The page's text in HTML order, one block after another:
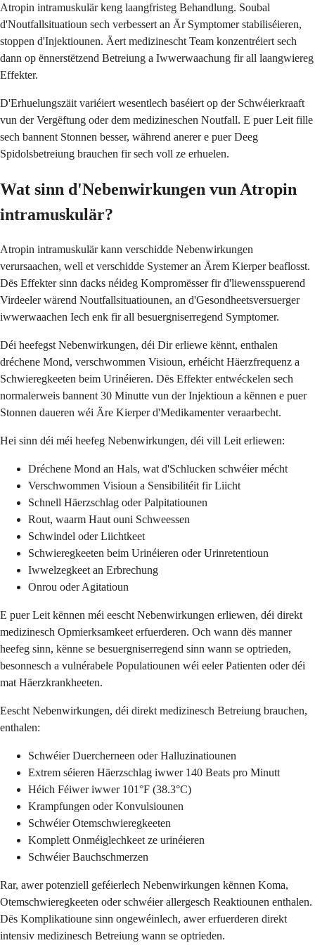
Atropin intramuskulär keng laangfristeg Behandlung. Soubal
d'Noutfallsituatioun sech verbessert an Är Symptomer stabiliséieren,
stoppen d'Injektiounen. Äert medizinescht Team konzentréiert sech
dann op ënnerstëtzend Betreiung a Iwwerwaachung fir all laangwiereg
Effekter.
D'Erhuelungszäit variéiert wesentlech baséiert op der Schwéierkraaft
vun der Vergëftung oder dem medizineschen Noutfall. E puer Leit fille
sech bannent Stonnen besser, während anerer e puer Deeg
Spidolsbetreiung brauchen fir sech voll ze erhuelen.
Wat sinn d'Nebenwirkungen vun Atropin
intramuskulär?
Atropin intramuskulär kann verschidde Nebenwirkungen
verursaachen, well et verschidde Systemer an Ärem Kierper beaflosst.
Dës Effekter sinn dacks néideg Kompromësser fir d'liewensspuerend
Virdeeler wärend Noutfallsituatiounen, an d'Gesondheetsversuerger
iwwerwaachen Iech enk fir all besuergniserregend Symptomer.
Déi heefegst Nebenwirkungen, déi Dir erliewe kënnt, enthalen
dréchene Mond, verschwommen Visioun, erhéicht Häerzfrequenz a
Schwieregkeeten beim Urinéieren. Dës Effekter entwéckelen sech
normalerweis bannent 30 Minutte vun der Injektioun a kënnen e puer
Stonnen daueren wéi Äre Kierper d'Medikamenter veraarbecht.
Hei sinn déi méi heefeg Nebenwirkungen, déi vill Leit erliewen:
Dréchene Mond an Hals, wat d'Schlucken schwéier mécht
Verschwommen Visioun a Sensibilitéit fir Liicht
Schnell Häerzschlag oder Palpitatiounen
Rout, waarm Haut ouni Schweessen
Schwindel oder Liichtkeet
Schwieregkeeten beim Urinéieren oder Urinretentioun
Iwwelzegkeet an Erbrechung
Onrou oder Agitatioun
E puer Leit kënnen méi eescht Nebenwirkungen erliewen, déi direkt
medizinesch Opmierksamkeet erfuerderen. Och wann dës manner
heefeg sinn, kënne se besuergniserregend sinn wann se optrieden,
besonnesch a vulnérabele Populatiounen wéi eeler Patienten oder déi
mat Häerzkrankheeten.
Eescht Nebenwirkungen, déi direkt medizinesch Betreiung brauchen,
enthalen:
Schwéier Duercherneen oder Halluzinatiounen
Extrem séieren Häerzschlag iwwer 140 Beats pro Minutt
Héich Féiwer iwwer 101°F (38.3°C)
Krampfungen oder Konvulsiounen
Schwéier Otemschwieregkeeten
Komplett Onméiglechkeet ze urinéieren
Schwéier Bauchschmerzen
Rar, awer potenziell geféierlech Nebenwirkungen kënnen Koma,
Otemschwieregkeeten oder schwéier allergesch Reaktiounen enthalen.
Dës Komplikatioune sinn ongewéinlech, awer erfuerderen direkt
intensiv medizinesch Betreiung wann se optrieden.